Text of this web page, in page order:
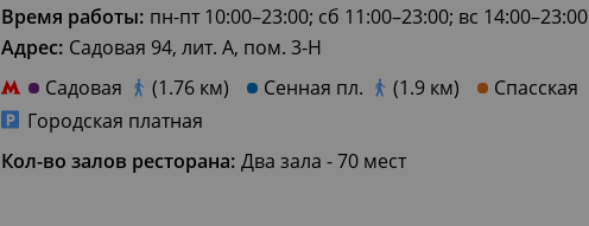
Время работы: пн-пт 10:00–23:00; сб 11:00–23:00; вс 14:00–23:00
Адрес: Садовая 94, лит. А, пом. 3-Н
Садовая
(1.76 км) Сенная пл. (1.9 км) Спасская
Городская платная
Кол-во залов ресторана: Два зала - 70 мест